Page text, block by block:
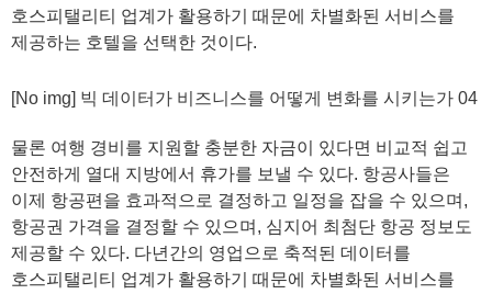
호스피탤리티 업계가 활용하기 때문에 차별화된 서비스를
제공하는 호텔을 선택한 것이다.
[No img] 빅 데이터가 비즈니스를 어떻게 변화를 시키는가 04
물론 여행 경비를 지원할 충분한 자금이 있다면 비교적 쉽고
안전하게 열대 지방에서 휴가를 보낼 수 있다. 항공사들은
이제 항공편을 효과적으로 결정하고 일정을 잡을 수 있으며,
항공권 가격을 결정할 수 있으며, 심지어 최첨단 항공 정보도
제공할 수 있다. 다년간의 영업으로 축적된 데이터를
호스피탤리티 업계가 활용하기 때문에 차별화된 서비스를